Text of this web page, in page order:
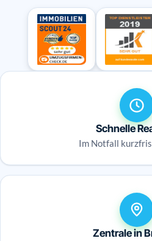
Schnelle
Im Notfall
Zentrale in